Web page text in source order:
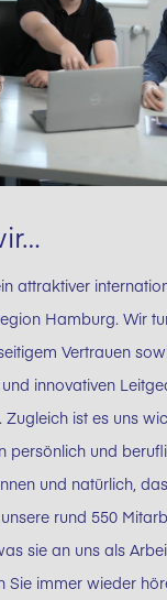
attraktiver
Hamburg. Wir
Vertrauen
innovativen
Zugleich ist es uns
persönlich und
und natürlich,
rund 550
sie an uns als
Sie immer wieder